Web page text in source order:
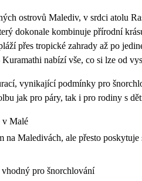
ostrovů Malediv, v srdci atolu
dokonale kombinuje přírodní
přes tropické zahrady až po
nabízí vše, co si lze od
vynikající podmínky pro
jak pro páry, tak i pro rodiny s
v Malé
na Maledivách, ale přesto
pro šnorchlování